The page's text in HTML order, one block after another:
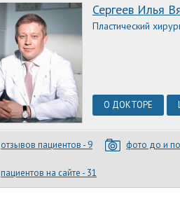
Сергеев Илья
Пластический
О ДОКТОРЕ
отзывов пациентов - 9 фото до и
пациентов на сайте - 31